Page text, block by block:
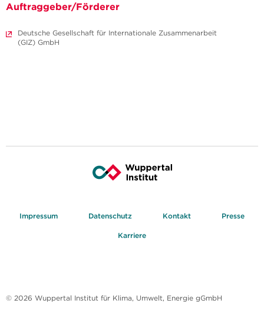
Auftraggeber/Förderer
Deutsche Gesellschaft für Internationale Zusammenarbeit
(GIZ) GmbH
Impressum Datenschutz Kontakt Presse
Karriere
© 2026 Wuppertal Institut für Klima, Umwelt, Energie gGmbH